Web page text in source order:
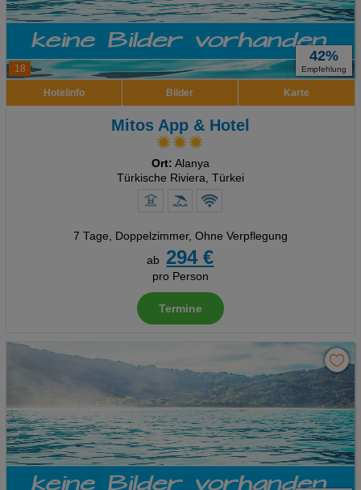
18
42%
Empfehlung
Hotelinfo Bilder Karte
Mitos App & Hotel
Ort: Alanya
Türkische Riviera, Türkei
7 Tage, Doppelzimmer, Ohne Verpflegung
ab
294 €
pro Person
Termine